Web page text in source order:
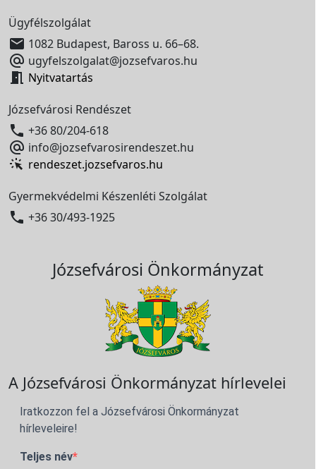
Ügyfélszolgálat
 1082 Budapest, Baross u. 66–68.
 ugyfelszolgalat@jozsefvaros.hu
 Nyitvatartás
Józsefvárosi Rendészet
 +36 80/204-618
 info@jozsefvarosirendeszet.hu
rendeszet.jozsefvaros.hu
Gyermekvédelmi Készenléti Szolgálat
 +36 30/493-1925
Józsefvárosi Önkormányzat
A Józsefvárosi Önkormányzat hírlevelei
Iratkozzon fel a Józsefvárosi Önkormányzat
hírleveleire!
Teljes név